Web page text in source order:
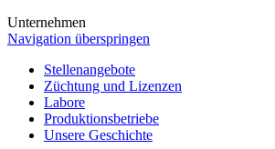
Unternehmen
Navigation überspringen
Stellenangebote
Züchtung und Lizenzen
Labore
Produktionsbetriebe
Unsere Geschichte